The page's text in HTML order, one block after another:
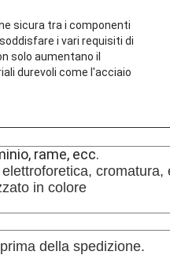
sicura tra i componenti
i vari requisiti di
solo aumentano il
durevoli come l'acciaio
rame, ecc.
cromatura,
in colore
della spedizione.